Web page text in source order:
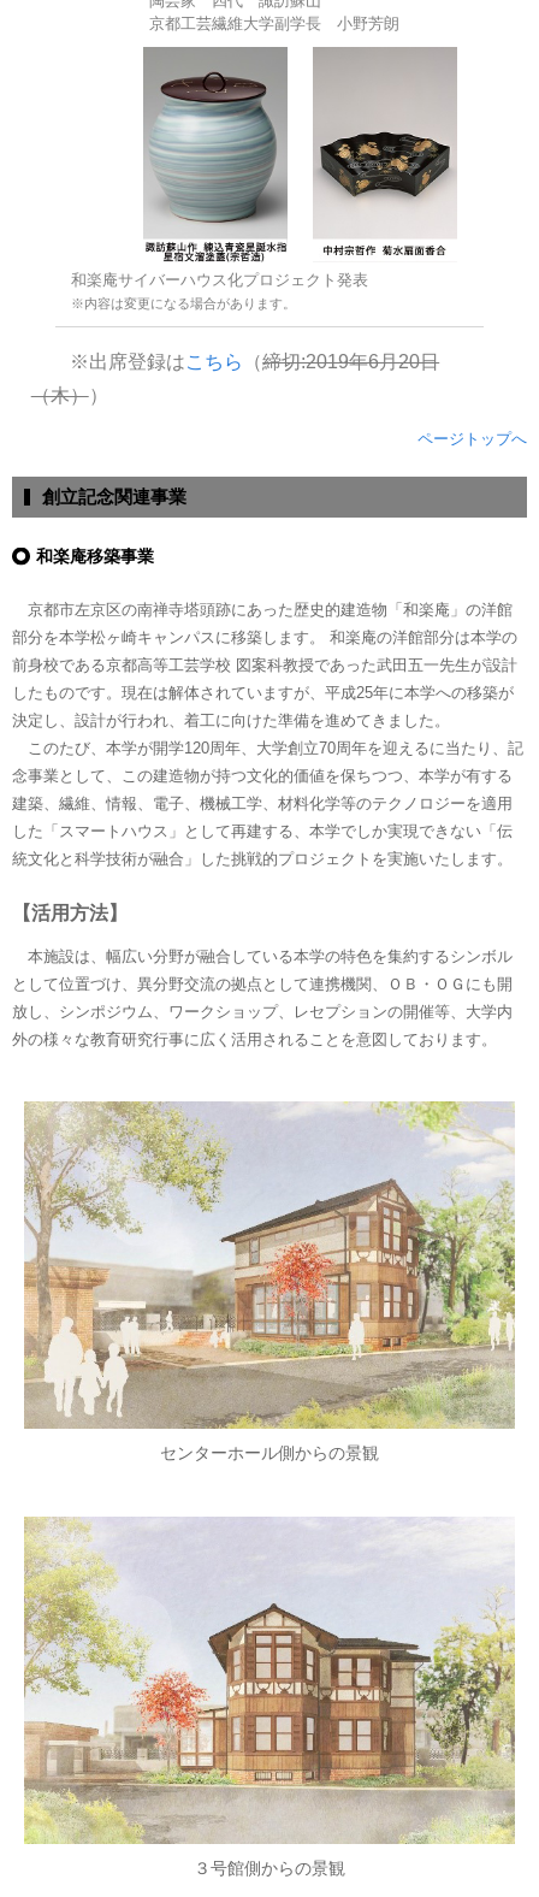
京都工芸繊維大学副学長 小野芳朗
和楽庵サイバーハウス化プロジェクト発表
※内容は変更になる場合があります。
※出席登録はこちら （締切:2019年6月20日
（木））
ページトップへ
創立記念関連事業
和楽庵移築事業
京都市左京区の南禅寺塔頭跡にあった歴史的建造物「和楽庵」の洋館
部分を本学松ヶ崎キャンパスに移築します。 和楽庵の洋館部分は本学の
前身校である京都高等工芸学校 図案科教授であった武田五一先生が設計
したものです。現在は解体されていますが、平成25年に本学への移築が
決定し、設計が行われ、着工に向けた準備を進めてきました。
このたび、本学が開学120周年、大学創立70周年を迎えるに当たり、記
念事業として、この建造物が持つ文化的価値を保ちつつ、本学が有する
建築、繊維、情報、電子、機械工学、材料化学等のテクノロジーを適用
した「スマートハウス」として再建する、本学でしか実現できない「伝
統文化と科学技術が融合」した挑戦的プロジェクトを実施いたします。
【活用方法】
本施設は、幅広い分野が融合している本学の特色を集約するシンボル
として位置づけ、異分野交流の拠点として連携機関、ＯＢ・ＯＧにも開
放し、シンポジウム、ワークショップ、レセプションの開催等、大学内
外の様々な教育研究行事に広く活用されることを意図しております。
センターホール側からの景観
３号館側からの景観